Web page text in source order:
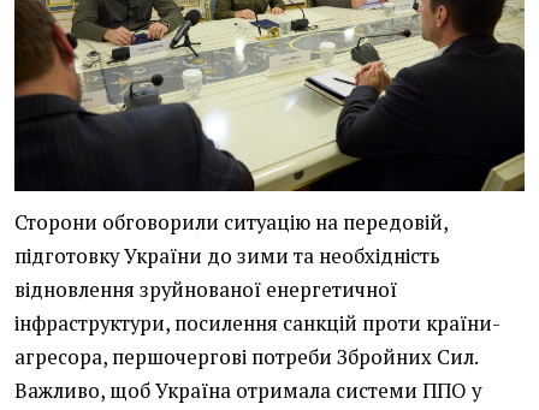
Сторони обговорили ситуацію на передовій,
підготовку України до зими та необхідність
відновлення зруйнованої енергетичної
інфраструктури, посилення санкцій проти країни-
агресора, першочергові потреби Збройних Сил.
Важливо, щоб Україна отримала системи ППО у